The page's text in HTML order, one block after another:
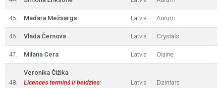
45. Madara Mežsarga Latvia Aurum
46. Vlada Černova Latvia Crystals
47. Milana Cera Latvia Olaine
48.
Veronika Čižika
Licences termiņš ir beidzies:
Latvia Dzintars